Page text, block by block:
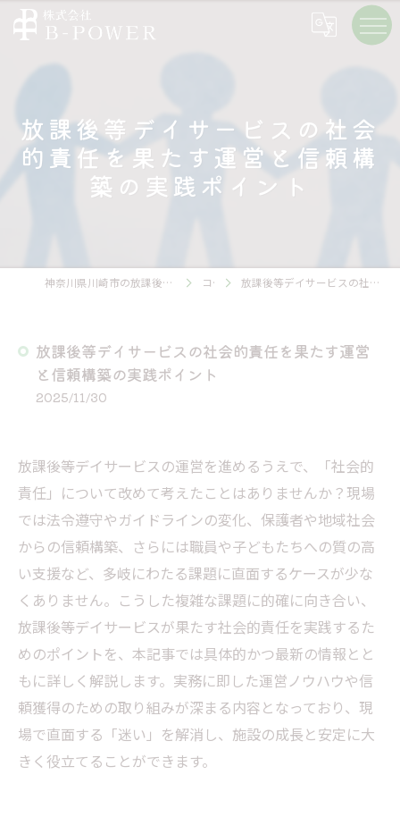
放課後等デイサービスの社会
的責任を果たす運営と信頼構
築の実践ポイント
神奈川県川崎市の放課後等デイサービスの求人なら株式会社B-POWER コラム 放課後等デイサービスの社会的責任を果たす運営と信頼構築の実践ポイント
放課後等デイサービスの社会的責任を果たす運営
と信頼構築の実践ポイント
2025/11/30
放課後等デイサービスの運営を進めるうえで、「社会的
責任」について改めて考えたことはありませんか？現場
では法令遵守やガイドラインの変化、保護者や地域社会
からの信頼構築、さらには職員や子どもたちへの質の高
い支援など、多岐にわたる課題に直面するケースが少な
くありません。こうした複雑な課題に的確に向き合い、
放課後等デイサービスが果たす社会的責任を実践するた
めのポイントを、本記事では具体的かつ最新の情報とと
もに詳しく解説します。実務に即した運営ノウハウや信
頼獲得のための取り組みが深まる内容となっており、現
場で直面する「迷い」を解消し、施設の成長と安定に大
きく役立てることができます。